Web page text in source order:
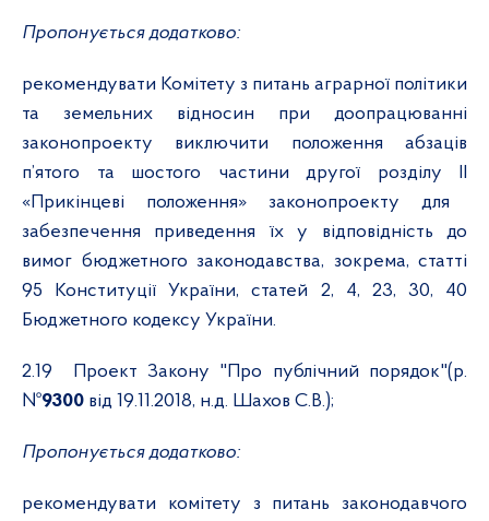
Пропонується додатково:
рекомендувати Комітету з питань аграрної політики
та земельних відносин при доопрацюванні
законопроекту виключити положення абзаців
п’ятого та шостого частини другої розділу
«Прикінцеві положення» законопроекту для
забезпечення приведення їх у відповідність до
вимог бюджетного законодавства, зокрема, статті
95 Конституції України, статей 2, 4, 23, 30, 40
Бюджетного кодексу України.
2.19
Проект Закону "Про публічний порядок"(р.
№9300 від 19.11.2018, н.д. Шахов С.В.);
Пропонується додатково:
рекомендувати комітету з питань законодавчого